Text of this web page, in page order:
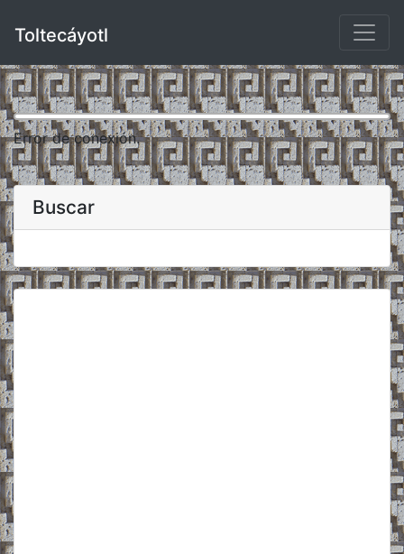
Toltecáyotl
Error de conexión.
Buscar